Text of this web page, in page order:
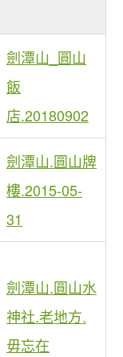
劍潭山_圓山
飯
店.20180902
劍潭山.圓山牌
樓.2015-05-
31
劍潭山.圓山水
神社.老地方.
毋忘在